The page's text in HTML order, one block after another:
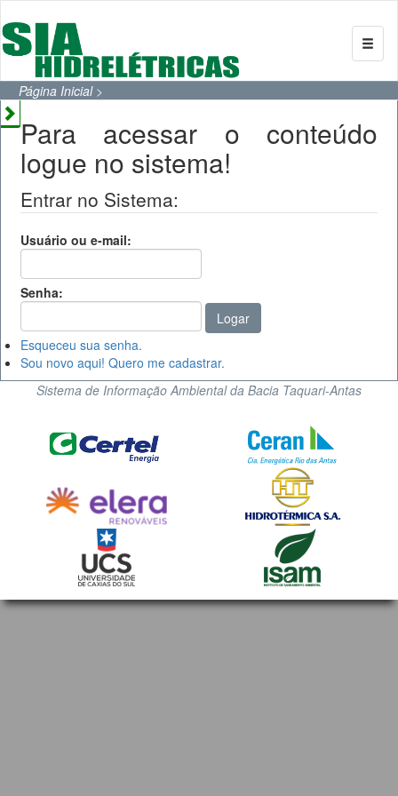
Página Inicial>
Para acessar o conteúdo
logue no sistema!
Entrar no Sistema:
Usuário ou e-mail:
Senha:
Esqueceu sua senha.
Sou novo aqui! Quero me cadastrar.
Sistema de Informação Ambiental da Bacia Taquari-Antas